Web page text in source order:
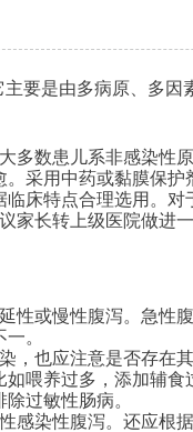
要是由多病原、多因
多数患儿系非感染性
采用中药或黏膜保
床特点合理选用。对
家长转上级医院做进一
或慢性腹泻。急性
。
也应注意是否存在
喂养过多，添加辅
过敏性肠病。
染性腹泻。还应根